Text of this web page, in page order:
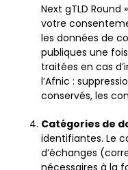
Next gTLD Round
votre
les données de
publiques une
traitées en cas
l’Afnic :
conservés, les
Catégories de
identifiantes. Le
d’échanges
nécessaires à la